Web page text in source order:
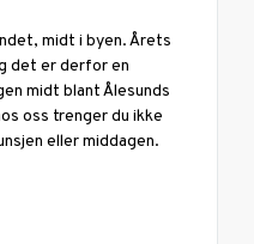
midt i byen. Årets
det er derfor en
midt blant Ålesunds
oss trenger du ikke
eller middagen.